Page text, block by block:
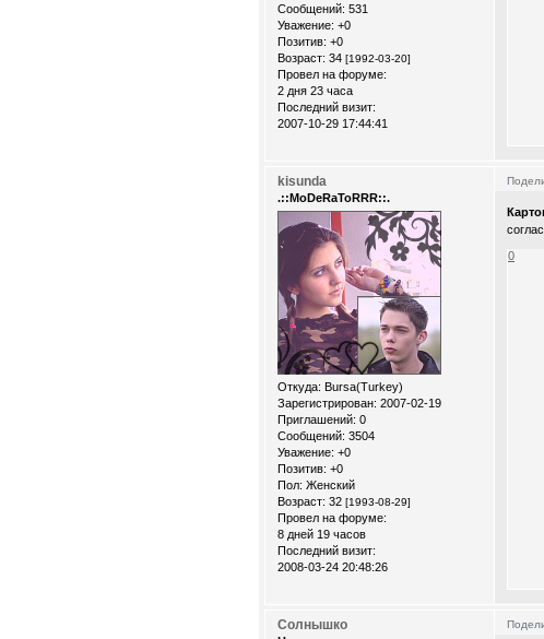
Сообщений: 531
Уважение: +0
Позитив: +0
Возраст: 34 [1992-03-20]
Провел на форуме:
2 дня 23 часа
Последний визит:
2007-10-29 17:44:41
kisunda
.::MoDeRaToRRR::.
Откуда: Bursa(Turkey)
Зарегистрирован: 2007-02-19
Приглашений: 0
Сообщений: 3504
Уважение: +0
Позитив: +0
Пол: Женский
Возраст: 32 [1993-08-29]
Провел на форуме:
8 дней 19 часов
Последний визит:
2008-03-24 20:48:26
0
Солнышко